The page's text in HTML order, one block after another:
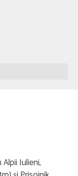
Alpii Iulieni,